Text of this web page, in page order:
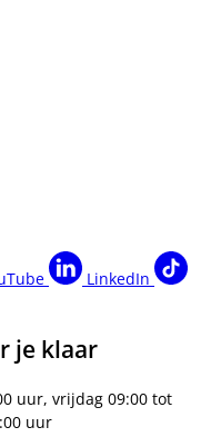
LinkedIn
je klaar
uur, vrijdag 09:00 tot
uur